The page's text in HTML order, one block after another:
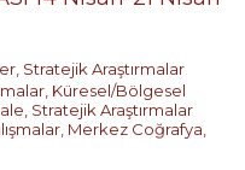
Stratejik Araştırmalar
Küresel/Bölgesel
Stratejik Araştırmalar
Merkez Coğrafya